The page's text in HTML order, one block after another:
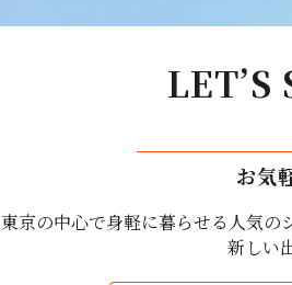
お気
東京の中心で身軽に暮らせる人気の
新しい